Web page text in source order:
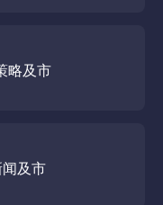
略及市
及市